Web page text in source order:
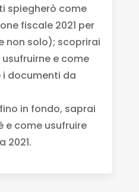
spiegherò come
fiscale 2021 per
non solo); scoprirai
e come
documenti da
in fondo, saprai
e come usufruire
2021.